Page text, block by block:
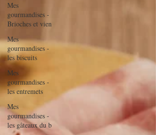
Mes
gourmandises -
Brioches et vien
Mes
gourmandises -
les biscuits
Mes
gourmandises -
les entremets
Mes
gourmandises -
les gâteaux du b